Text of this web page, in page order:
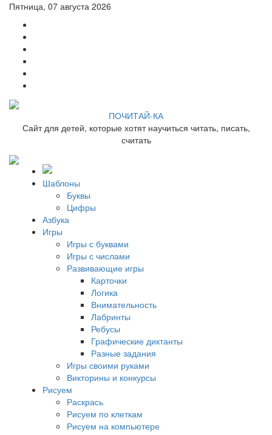
Пятница, 07 августа 2026
ПОЧИТАЙ-КА
Сайт для детей, которые хотят научиться читать, писать,
считать
Шаблоны
Буквы
Цифры
Азбука
Игры
Игры с буквами
Игры с числами
Развивающие игры
Карточки
Логика
Внимательность
Лабринты
Ребусы
Графические диктанты
Разные задания
Игры своими руками
Викторины и конкурсы
Рисуем
Раскрась
Рисуем по клеткам
Рисуем на компьютере